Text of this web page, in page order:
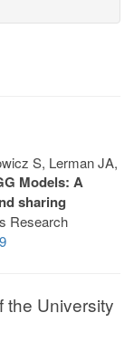
S, Lerman JA,
Models: A
sharing
Research
the University